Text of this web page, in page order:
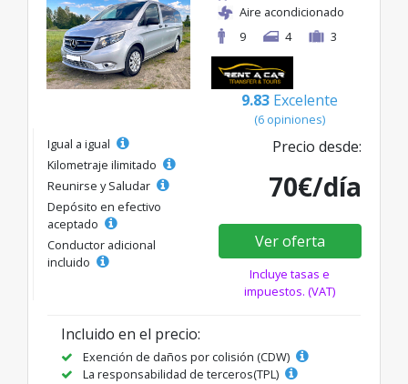
Aire acondicionado
9
4 3
9.83 Excelente
(6 opiniones)
Igual a igual
Kilometraje ilimitado
Reunirse y Saludar
Depósito en efectivo
aceptado
Conductor adicional
incluido
Precio desde:
70€/día
Ver oferta
Incluye tasas e
impuestos. (VAT)
Incluido en el precio:
Exención de daños por colisión (CDW)
La responsabilidad de terceros(TPL)